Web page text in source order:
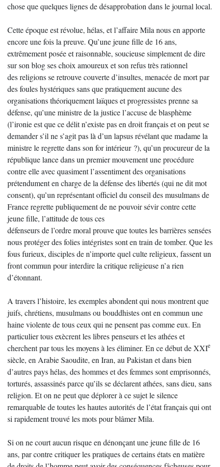
chose que quelques lignes de désapprobation dans le journal local.
Cette époque est révolue, hélas, et l’affaire Mila nous en apporte
encore une fois la preuve. Qu’une jeune fille de 16 ans,
extrêmement posée et raisonnable, soucieuse simplement de dire
sur son blog ses choix amoureux et son refus très rationnel
des religions se retrouve couverte d’insultes, menacée de mort par
des foules hystériques sans que pratiquement aucune des
organisations théoriquement laïques et progressistes prenne sa
défense, qu’une ministre de la justice l’accuse de blasphème
(l’ironie est que ce délit n’existe pas en droit français et on peut se
demander s’il ne s’agit pas là d’un lapsus révélant que madame la
ministre le regrette dans son for intérieur ?), qu’un procureur de la
république lance dans un premier mouvement une procédure
contre elle avec quasiment l’assentiment des organisations
prétendument en charge de la défense des libertés (qui ne dit mot
consent), qu’un représentant officiel du conseil des musulmans de
France regrette publiquement de ne pouvoir sévir contre cette
jeune fille, l’attitude de tous ces
défenseurs de l’ordre moral prouve que toutes les barrières sensées
nous protéger des folies intégristes sont en train de tomber. Que les
fous furieux, disciples de n’importe quel culte religieux, fassent un
front commun pour interdire la critique religieuse n’a rien
d’étonnant.
A travers l’histoire, les exemples abondent qui nous montrent que
juifs, chrétiens, musulmans ou bouddhistes ont en commun une
haine violente de tous ceux qui ne pensent pas comme eux. En
particulier tous exècrent les libres penseurs et les athées et
cherchent par tous les moyens à les éliminer. En ce début de XXIe
siècle, en Arabie Saoudite, en Iran, au Pakistan et dans bien
d’autres pays hélas, des hommes et des femmes sont emprisonnés,
torturés, assassinés parce qu’ils se déclarent athées, sans dieu, sans
religion. Et on ne peut que déplorer à ce sujet le silence
remarquable de toutes les hautes autorités de l’état français qui ont
si rapidement trouvé les mots pour blâmer Mila.
Si on ne court aucun risque en dénonçant une jeune fille de 16
ans, par contre critiquer les pratiques de certains états en matière